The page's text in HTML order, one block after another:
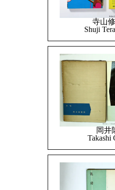
寺山
Shuji
岡井
Takashi